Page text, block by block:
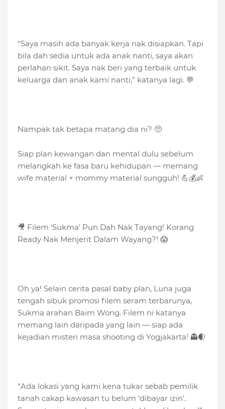
“Saya masih ada banyak kerja nak disiapkan. Tapi
bila dah sedia untuk ada anak nanti, saya akan
perlahan sikit. Saya nak beri yang terbaik untuk
keluarga dan anak kami nanti,” katanya lagi. 💬
Nampak tak betapa matang dia ni? 🥺
Siap plan kewangan dan mental dulu sebelum
melangkah ke fasa baru kehidupan — memang
wife material + mommy material sungguh! 💪💰👶
🎥 Filem ‘Sukma’ Pun Dah Nak Tayang! Korang
Ready Nak Menjerit Dalam Wayang?! 😱
Oh ya! Selain cerita pasal baby plan, Luna juga
tengah sibuk promosi filem seram terbarunya,
Sukma arahan Baim Wong. Filem ni katanya
memang lain daripada yang lain — siap ada
kejadian misteri masa shooting di Yogjakarta! 👻🌒
“Ada lokasi yang kami kena tukar sebab pemilik
tanah cakap kawasan tu belum ‘dibayar izin’.